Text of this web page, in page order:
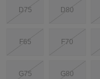
D75 D80
F65 F70
G75 G80